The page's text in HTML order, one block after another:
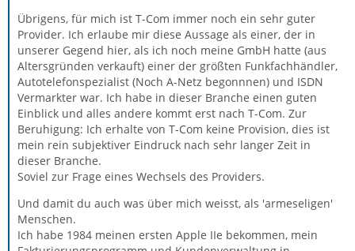
Übrigens, für mich ist T-Com immer noch ein sehr guter
Provider. Ich erlaube mir diese Aussage als einer, der in
unserer Gegend hier, als ich noch meine GmbH hatte (aus
Altersgründen verkauft) einer der größten Funkfachhändler,
Autotelefonspezialist (Noch A-Netz begonnnen) und ISDN
Vermarkter war. Ich habe in dieser Branche einen guten
Einblick und alles andere kommt erst nach T-Com. Zur
Beruhigung: Ich erhalte von T-Com keine Provision, dies ist
mein rein subjektiver Eindruck nach sehr langer Zeit in
dieser Branche.
Soviel zur Frage eines Wechsels des Providers.
Und damit du auch was über mich weisst, als 'armeseligen'
Menschen.
Ich habe 1984 meinen ersten Apple IIe bekommen, mein